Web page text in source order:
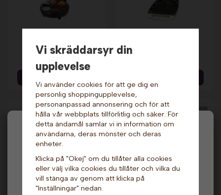
Hej och välkommen till Gottes!
moms) eller företag (exkl. moms) för hur våra priser
ska visas.
Privat
Champion
299 kr 439 kr
Våffeljärn - Munkar.
Vi skräddarsyr din
upplevelse
Vi använder cookies för att ge dig en
personlig shoppingupplevelse,
personanpassad annonsering och för att
hålla vår webbplats tillförlitlig och säker. För
detta ändamål samlar vi in information om
användarna, deras mönster och deras
enheter.
Klicka på "Okej" om du tillåter alla cookies
eller välj vilka cookies du tillåter och vilka du
vill stänga av genom att klicka på
"Inställningar" nedan.